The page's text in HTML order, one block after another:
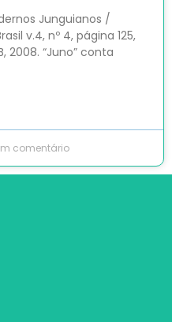
Junguianos /
v.4, nº 4, página 125,
2008. “Juno” conta
comentário